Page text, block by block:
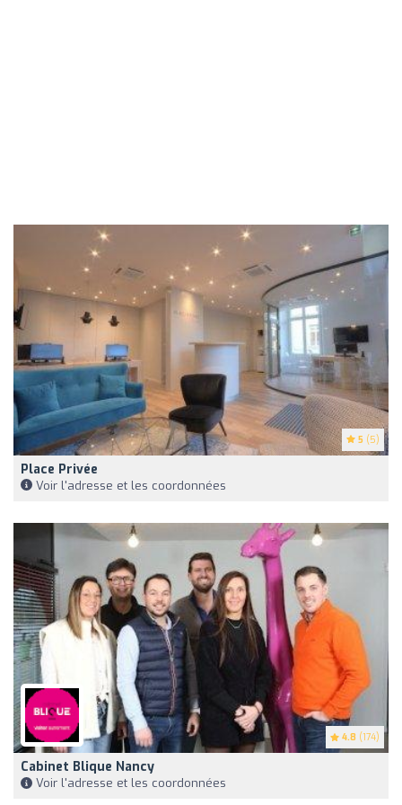
5 (5)
Place Privée
Voir l'adresse et les coordonnées
4.8 (174)
Cabinet Blique Nancy
Voir l'adresse et les coordonnées